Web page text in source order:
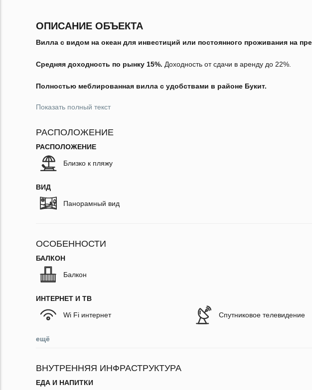
ОПИСАНИЕ ОБЪЕКТА
Вилла с видом на океан для инвестиций или постоянного проживания на
Средняя доходность по рынку 15%. Доходность от сдачи в аренду до 22%.
Полностью меблированная вилла с удобствами в районе Букит.
Показать полный текст
РАСПОЛОЖЕНИЕ
РАСПОЛОЖЕНИЕ
Близко к пляжу
ВИД
Панорамный вид
ОСОБЕННОСТИ
БАЛКОН
Балкон
ИНТЕРНЕТ И ТВ
Wi Fi интернет Спутниковое телевидение
ещё
ВНУТРЕННЯЯ ИНФРАСТРУКТУРА
ЕДА И НАПИТКИ